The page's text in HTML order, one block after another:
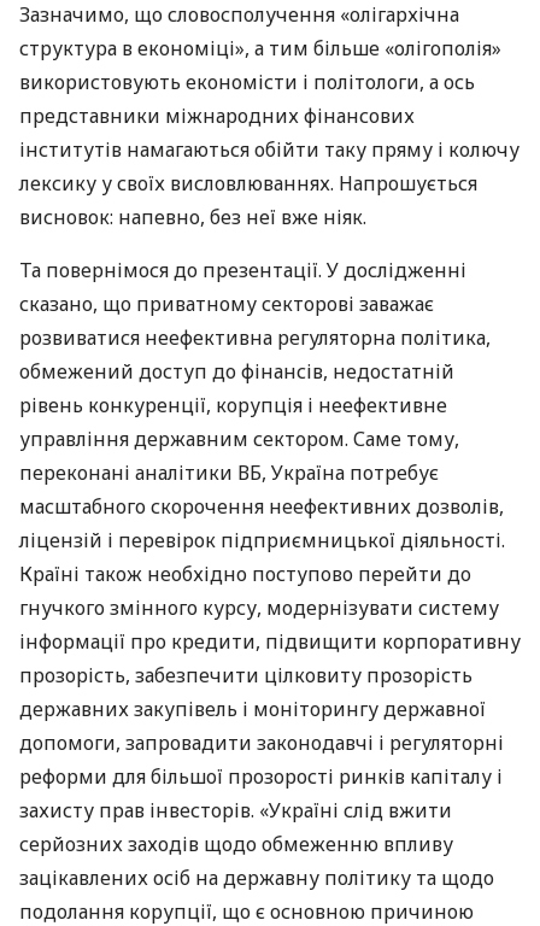
Зазначимо, що словосполучення «олігархічна
структура в економіці», а тим більше «олігополія»
використовують економісти і політологи, а ось
представники міжнародних фінансових
інститутів намагаються обійти таку пряму і колючу
лексику у своїх висловлюваннях. Напрошується
висновок: напевно, без неї вже ніяк.
Та повернімося до презентації. У дослідженні
сказано, що приватному секторові заважає
розвиватися неефективна регуляторна політика,
обмежений доступ до фінансів, недостатній
рівень конкуренції, корупція і неефективне
управління державним сектором. Саме тому,
переконані аналітики ВБ, Україна потребує
масштабного скорочення неефективних дозволів,
ліцензій і перевірок підприємницької діяльності.
Країні також необхідно поступово перейти до
гнучкого змінного курсу, модернізувати систему
інформації про кредити, підвищити корпоративну
прозорість, забезпечити цілковиту прозорість
державних закупівель і моніторингу державної
допомоги, запровадити законодавчі і регуляторні
реформи для більшої прозорості ринків капіталу і
захисту прав інвесторів. «Україні слід вжити
серйозних заходів щодо обмеженню впливу
зацікавлених осіб на державну політику та щодо
подолання корупції, що є основною причиною